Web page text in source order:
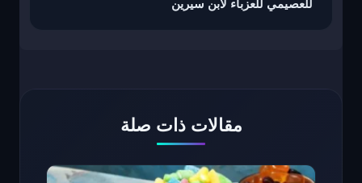
للعصيمي للعزباء لابن سيرين
مقالات ذات صلة